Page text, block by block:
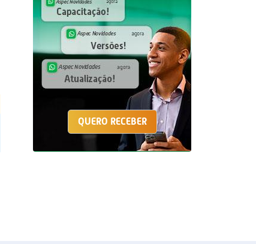
QUERO RECEBER